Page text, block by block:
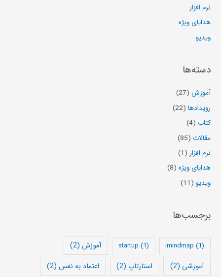
نرم افزار
هدایای ویژه
ویدیو
دسته‌ها
آموزش (27)
رویدادها (22)
کتاب (4)
مقالات (85)
نرم افزار (1)
هدایای ویژه (8)
ویدیو (11)
برجسب‌ها
imindmap (1)
startup (1) آموزش(2)
آموزشی(2) استارتاپ (2) اعتماد به نفس (2)